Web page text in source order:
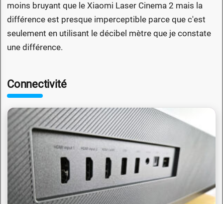
moins bruyant que le Xiaomi Laser Cinema 2 mais la
différence est presque imperceptible parce que c'est
seulement en utilisant le décibel mètre que je constate
une différence.
Connectivité